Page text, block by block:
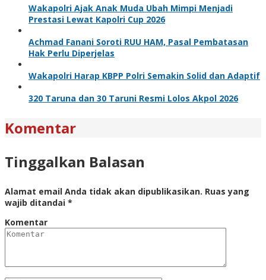
Wakapolri Ajak Anak Muda Ubah Mimpi Menjadi
Prestasi Lewat Kapolri Cup 2026
Achmad Fanani Soroti RUU HAM, Pasal Pembatasan
Hak Perlu Diperjelas
Wakapolri Harap KBPP Polri Semakin Solid dan Adaptif
320 Taruna dan 30 Taruni Resmi Lolos Akpol 2026
Komentar
Tinggalkan Balasan
Alamat email Anda tidak akan dipublikasikan. Ruas yang
wajib ditandai *
Komentar